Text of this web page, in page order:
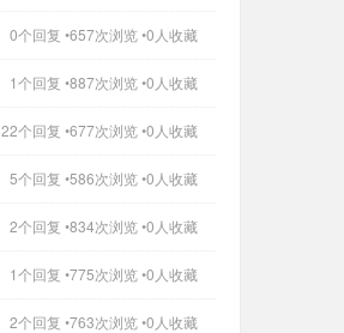
0个回复 •657次浏览 •0人收藏
1个回复 •887次浏览 •0人收藏
22个回复 •677次浏览 •0人收藏
5个回复 •586次浏览 •0人收藏
2个回复 •834次浏览 •0人收藏
1个回复 •775次浏览 •0人收藏
2个回复 •763次浏览 •0人收藏